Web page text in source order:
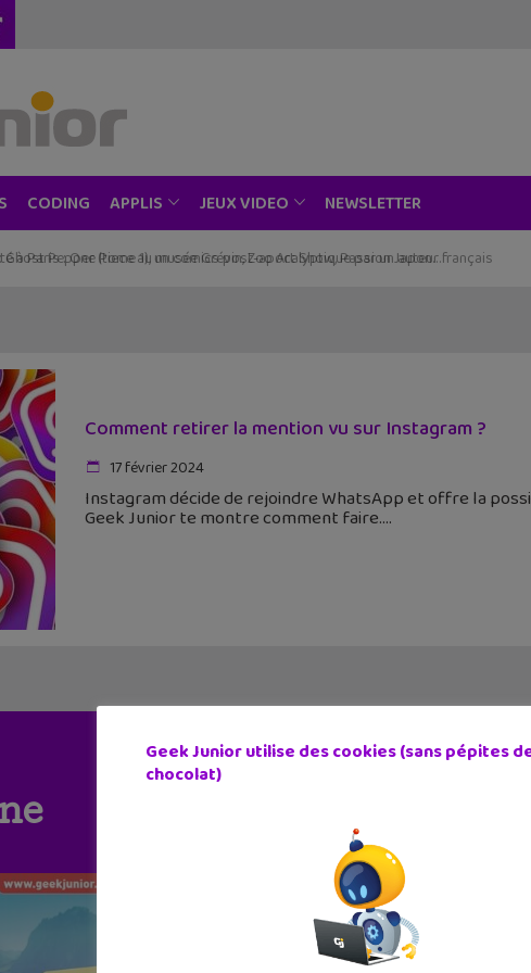
CODING APPLIS JEUX VIDEO NEWSLETTER
à Paris : One Piece au musée Grévin, Zoo Art Show, Passion Japon…
Comment retirer la mention vu sur Instagram ?
17 février 2024
Instagram décide de rejoindre WhatsApp et offre la
Geek Junior te montre comment faire.
Geek Junior utilise des cookies (sans pépites
chocolat)